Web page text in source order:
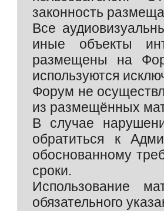
законность
Все
иные объекты
размещены на
используются
Форум не
из размещённых
В случае
обратиться к
обоснованному
сроки.
Использование
обязательного